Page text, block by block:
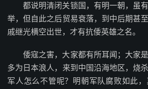
都说明清闭关锁国，有明一朝，虽
举，但自此之后贸易衰落，到中后期甚
戚继光横空出世，才有抗倭英雄之名。
倭寇之害，大家都有所耳闻；大家
多为日本浪人，来到中国沿海地区，烧
军人怎么不管呢？明朝军队腐败如此，